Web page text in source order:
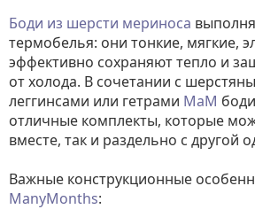
Боди из шерсти мериноса
термобелья: они тонкие, мягкие,
эффективно сохраняют тепло и
от холода. В сочетании с
леггинсами или гетрами МaM
отличные комплекты, которые
вместе, так и раздельно с другой
Важные конструкционные
ManyMonths: